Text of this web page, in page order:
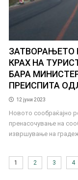
ЗАТВОРАЊЕТО
КРАХ НА
БАРА
ПРЕИСПИТА
12 јуни 2023
Новото сообраќајно
пренасочување на
извршување на
1 2 3 4